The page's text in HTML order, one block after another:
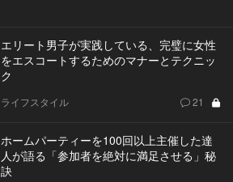
エリート男子が実践している、完璧に女性
をエスコートするためのマナーとテクニッ
ク
ライフスタイル 21
ホームパーティーを100回以上主催した達
人が語る「参加者を絶対に満足させる」秘
訣